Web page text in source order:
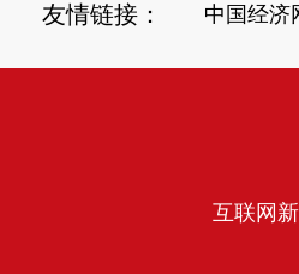
友情链接： 中国经济
互联网